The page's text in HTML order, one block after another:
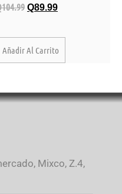
104.99 Q89.99
Añadir Al Carrito
Mixco, Z.4,